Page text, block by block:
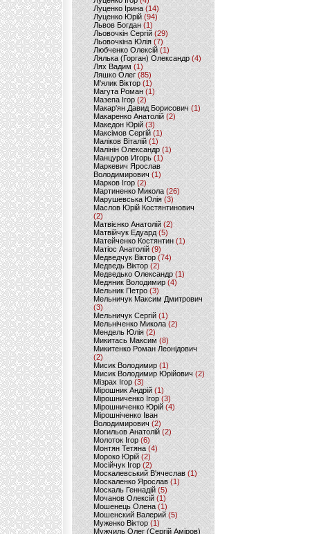
Луценко Ірина (14)
Луценко Юрій (94)
Львов Богдан (1)
Льовочкін Сергій (29)
Льовочкіна Юлія(7)
Любченко Олексій(1)
Лялька (Горган) Олександр(4)
Лях Вадим (1)
Ляшко Олег (85)
М'ялик Віктор(1)
Магута Роман(1)
Мазепа Ігор (2)
Макар'ян Давид Борисович(1)
Макаренко Анатолій (2)
Македон Юрій(3)
Максімов Сергій (1)
Маліков Віталій (1)
Малінін Олександр (1)
Манцуров Игорь (1)
Маркевич Ярослав
Володимирович (1)
Марков Ігор (2)
Мартиненко Микола (26)
Марушевська Юлія (3)
Маслов Юрій Костянтинович
(2)
Матвієнко Анатолій (2)
Матвійчук Едуард(5)
Матейченко Костянтин (1)
Матіос Анатолій (9)
Медведчук Віктор(74)
Медведь Віктор (2)
Медведько Олександр (1)
Медяник Володимир(4)
Мельник Петро (3)
Мельничук Максим Дмитрович
(3)
Мельничук Сергій (1)
Мельніченко Микола (2)
Мендель Юлія (2)
Микитась Максим (8)
Микитенко Роман Леонідович
(2)
Мисик Володимир (1)
Мисик Володимир Юрійович(2)
Мізрах Ігор(3)
Мірошник Андрій(1)
Мірошниченко Ігор (3)
Мірошниченко Юрій(4)
Мірошніченко Іван
Володимирович (2)
Могильов Анатолій (2)
Молоток Ігор (6)
Монтян Тетяна (4)
Мороко Юрій(2)
Мосійчук Ігор (2)
Москалевський В'ячеслав (1)
Москаленко Ярослав (1)
Москаль Геннадій (5)
Мочанов Олексій(1)
Мошенець Олена(1)
Мошенский Валерий (5)
Муженко Віктор (1)
Мужчиль Олег (Сергій Аміров)